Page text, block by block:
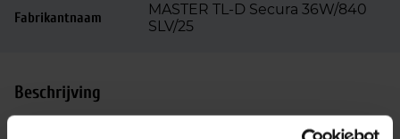
Fabrikantnaam
MASTER TL-D Secura 36W/840
SLV/25
Beschrijving
Philips Master TLD Secura buizen vervangt u